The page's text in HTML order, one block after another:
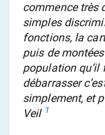
commence très
simples
fonctions, la
puis de
population qu’il
débarrasser
simplement, et
Veil 1